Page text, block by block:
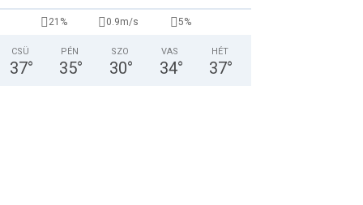
21% 0.9m/s 5%
CSÜ
37°
PÉN
35°
SZO
30°
VAS
34°
HÉT
37°